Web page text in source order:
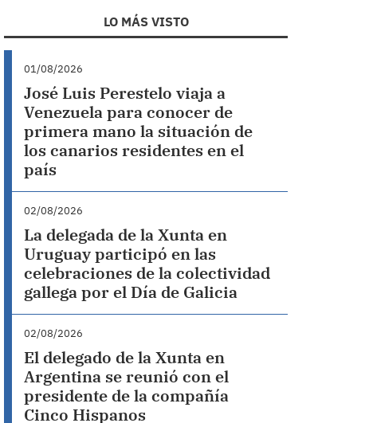
LO MÁS VISTO
01/08/2026
José Luis Perestelo viaja a
Venezuela para conocer de
primera mano la situación de
los canarios residentes en el
país
02/08/2026
La delegada de la Xunta en
Uruguay participó en las
celebraciones de la colectividad
gallega por el Día de Galicia
02/08/2026
El delegado de la Xunta en
Argentina se reunió con el
presidente de la compañía
Cinco Hispanos